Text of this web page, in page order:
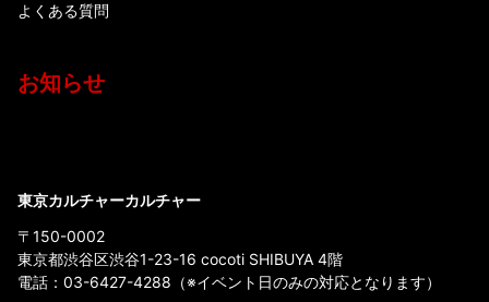
よくある質問
お知らせ
東京カルチャーカルチャー
〒150-0002
東京都渋谷区渋谷1-23-16 cocoti SHIBUYA 4階
電話： 03-6427-4288 （※イベント日のみの対応となります）